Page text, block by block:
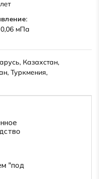
мПа
Казахстан,
Туркмения,
"под